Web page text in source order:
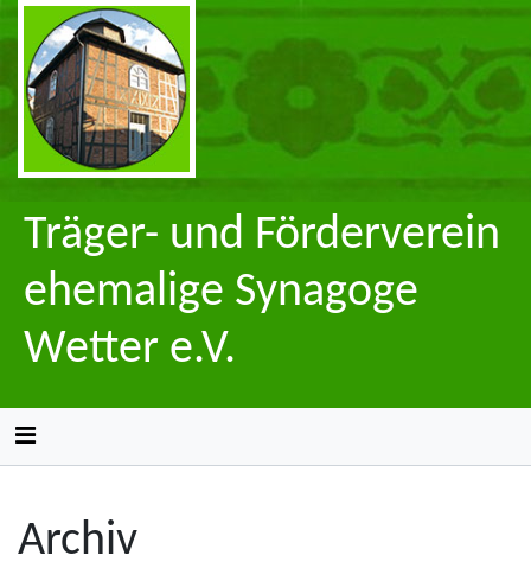
Träger- und Förderverein
ehemalige Synagoge
Wetter e.V.
Archiv